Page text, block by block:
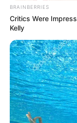
BRAINBERRIES
Critics Were
Kelly